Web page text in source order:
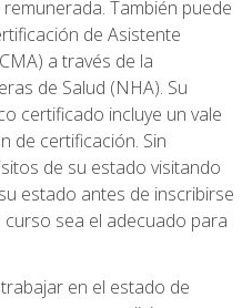
También puede
de Asistente
a través de la
de Salud (NHA). Su
certificado incluye un vale
de certificación. Sin
de su estado visitando
estado antes de inscribirse
sea el adecuado para
en el estado de